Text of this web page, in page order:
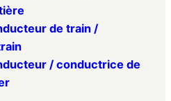
de train /
/ conductrice de